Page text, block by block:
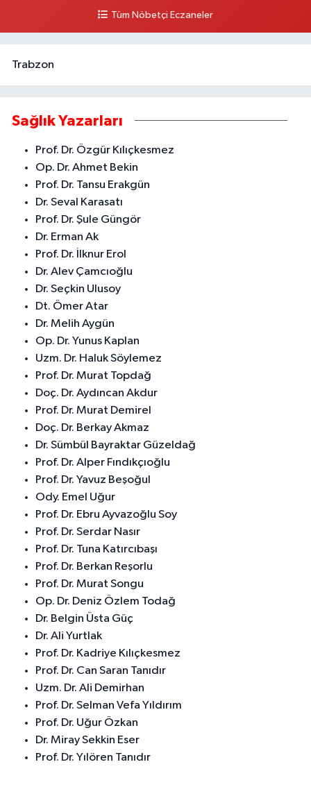
Tüm Nöbetçi Eczaneler
Trabzon
Sağlık Yazarları
Prof. Dr. Özgür Kılıçkesmez
Op. Dr. Ahmet Bekin
Prof. Dr. Tansu Erakgün
Dr. Seval Karasatı
Prof. Dr. Şule Güngör
Dr. Erman Ak
Prof. Dr. İlknur Erol
Dr. Alev Çamcıoğlu
Dr. Seçkin Ulusoy
Dt. Ömer Atar
Dr. Melih Aygün
Op. Dr. Yunus Kaplan
Uzm. Dr. Haluk Söylemez
Prof. Dr. Murat Topdağ
Doç. Dr. Aydıncan Akdur
Prof. Dr. Murat Demirel
Doç. Dr. Berkay Akmaz
Dr. Sümbül Bayraktar Güzeldağ
Prof. Dr. Alper Fındıkçıoğlu
Prof. Dr. Yavuz Beşoğul
Ody. Emel Uğur
Prof. Dr. Ebru Ayvazoğlu Soy
Prof. Dr. Serdar Nasır
Prof. Dr. Tuna Katırcıbaşı
Prof. Dr. Berkan Reşorlu
Prof. Dr. Murat Songu
Op. Dr. Deniz Özlem Todağ
Dr. Belgin Üsta Güç
Dr. Ali Yurtlak
Prof. Dr. Kadriye Kılıçkesmez
Prof. Dr. Can Saran Tanıdır
Uzm. Dr. Ali Demirhan
Prof. Dr. Selman Vefa Yıldırım
Prof. Dr. Uğur Özkan
Dr. Miray Sekkin Eser
Prof. Dr. Yılören Tanıdır